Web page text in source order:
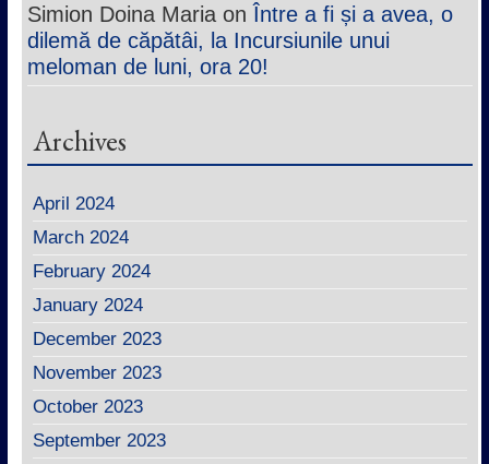
Simion Doina MariaonÎntre a fi și a avea, o
dilemă de căpătâi, la Incursiunile unui
meloman de luni, ora 20!
Archives
April 2024
March 2024
February 2024
January 2024
December 2023
November 2023
October 2023
September 2023